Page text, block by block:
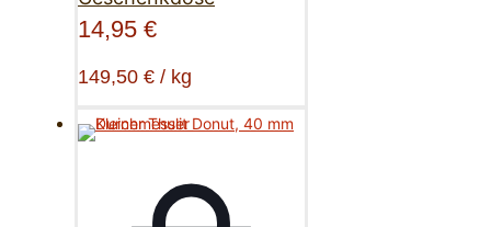
14,95 €
149,50 € / kg